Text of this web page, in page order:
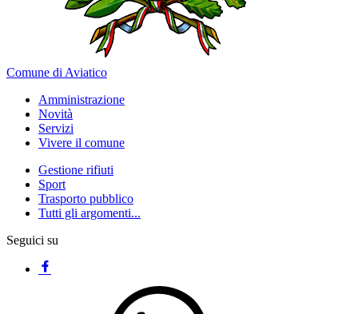
Comune di Aviatico
Amministrazione
Novità
Servizi
Vivere il comune
Gestione rifiuti
Sport
Trasporto pubblico
Tutti gli argomenti...
Seguici su